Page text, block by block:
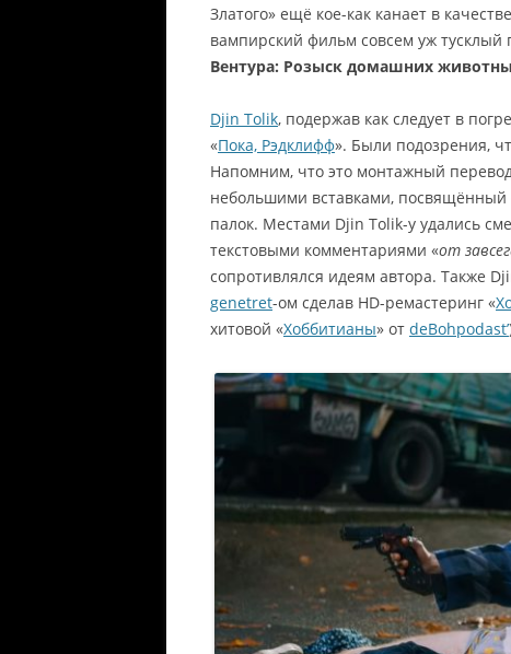
Златого» ещё кое-как канает в
вампирский фильм совсем уж тусклый
Вентура: Розыск домашних
Djin Tolik, подержав как следует в
«Пока, Рэдклифф». Были подозрения,
Напомним, что это монтажный
небольшими вставками,
палок. Местами Djin Tolik-у удались
текстовыми комментариями «от
сопротивлялся идеям автора. Также
genetret-ом сделав HD-ремастеринг «
хитовой «Хоббитианы» от deBohpodast’